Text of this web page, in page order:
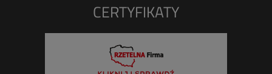
CERTYFIKATY